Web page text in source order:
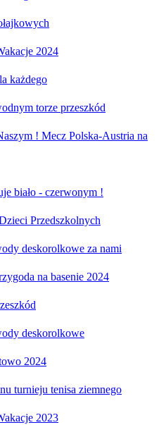
2024
każdego
torze przeszkód
! Mecz Polska-Austria na
biało - czerwonym !
Przedszkolnych
deskorolkowe za nami
na basenie 2024
deskorolkowe
2024
turnieju tenisa ziemnego
2023